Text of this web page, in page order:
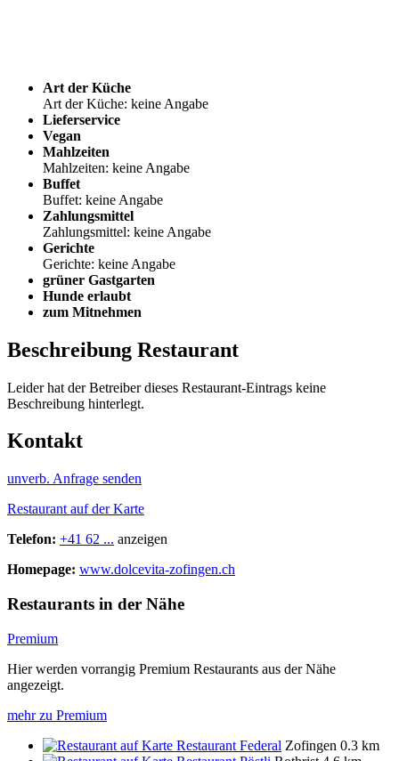
Art der Küche
Art der Küche: keine Angabe
Lieferservice
Vegan
Mahlzeiten
Mahlzeiten: keine Angabe
Buffet
Buffet: keine Angabe
Zahlungsmittel
Zahlungsmittel: keine Angabe
Gerichte
Gerichte: keine Angabe
grüner Gastgarten
Hunde erlaubt
zum Mitnehmen
Beschreibung Restaurant
Leider hat der Betreiber dieses Restaurant-Eintrags keine
Beschreibung hinterlegt.
Kontakt
unverb. Anfrage senden
Restaurant auf der Karte
Telefon: +41 62 ... anzeigen
Homepage: www.dolcevita-zofingen.ch
Restaurants in der Nähe
Premium
Hier werden vorrangig Premium Restaurants aus der Nähe
angezeigt.
mehr zu Premium
Restaurant Federal Zofingen 0.3 km